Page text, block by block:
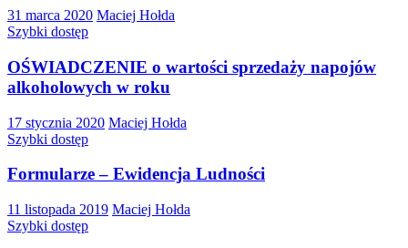
31 marca 2020 Maciej Hołda
Szybki dostęp
OŚWIADCZENIE o wartości sprzedaży napojów
alkoholowych w roku
17 stycznia 2020 Maciej Hołda
Szybki dostęp
Formularze – Ewidencja Ludności
11 listopada 2019 Maciej Hołda
Szybki dostęp